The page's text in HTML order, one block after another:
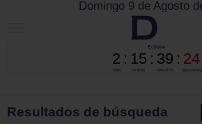
Domingo 9 de Agosto
Resultados de búsqueda